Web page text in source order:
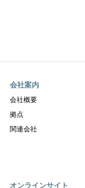
会社案内
会社概要
拠点
関連会社
オンラインサイト